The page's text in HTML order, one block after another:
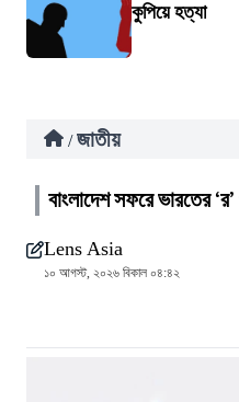
কুপিয়ে হত্যা
/ জাতীয়
বাংলাদেশ সফরে ভারতের
Lens Asia
১০ আগস্ট, ২০২৬ বিকাল ০৪:৪২